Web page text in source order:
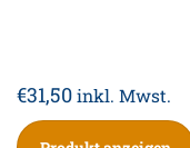
€31,50inkl. Mwst.